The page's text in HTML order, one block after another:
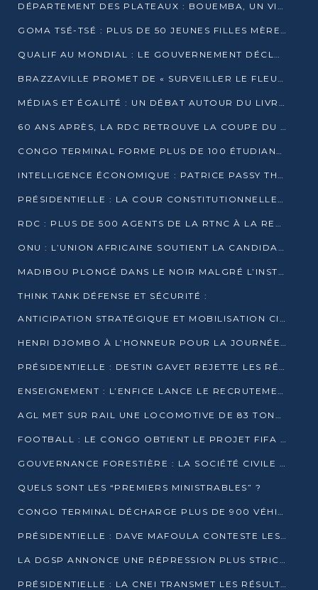
DÉPARTEMENT DES PLATEAUX : BOUEMBA, UN VIVIER ÉCONOMIQUE PRÊT À EXPLOSER
GOMA TSÉ-TSÉ : PLUS DE 50 JEUNES FILLES MÈRES SENSIBILISÉES À LA SANTÉ SEXUELLE
QUALIF AU MONDIAL : LE GOUVERNEMENT DÉCLARE LA JOURNÉE DU 1ER AVRIL 2026 CHÔMÉE ET PAYÉE
BRAZZAVILLE PROMET DE « SURVEILLER LE FLEUVE » APRÈS LA QUALIFICATION DE LA RDC AU MONDIAL
MÉDIAS ET ÉGALITÉ : UN DÉBAT AUTOUR DU LIVRE « CES FEMMES QUI REPRENNENT LE POUVOIR SUR LEUR VIE »
60 ANS APRÈS, LA RDC RETROUVE LA COUPE DU MONDE
CONGO TERMINAL FORME PLUS DE 100 ÉTUDIANTS AUX TECHNIQUES D’EMBAUCHE
INTELLIGENCE ÉCONOMIQUE : PATRICE PASSY THÉORISE UNE STRATÉGIE ADAPTÉE AUX CONTEXTES FRAGMENTÉS
PRÉSIDENTIELLE : LA COUR CONSTITUTIONNELLE CONFIRME LA VICTOIRE DE SASSOU NGUESSO AVEC 94,90 % DES SUFFRAGES
RDC : PLUS DE 500 AGENTS DE LA RTNC À LA RETRAITE, UNE PAGE SE TOURNE
ONU : L’UNION AFRICAINE SOUTIENT LA CANDIDATURE DE MACKY SALL
MADIBOU PLONGÉ DANS LE NOIR MALGRÉ L’INSTALLATION D’UN NOUVEAU TRANSFORMATEUR
THINK TANK DÉFENSE ET SÉCURITÉ :
ANTICIPATION STRATÉGIQUE ET MOBILISATION CITOYENNE POUR NOTRE SOUVERAINETÉ NATIONALE
HENRI DJOMBO À L’HONNEUR POUR LA JOURNÉE MONDIALE DU THÉÂTRE
PRÉSIDENTIELLE : DESTIN GAVET REJETTE LES RÉSULTATS ET APPELLE À UN DIALOGUE NATIONAL
ENSEIGNEMENT : L’ENFICE LANCE LE RECRUTEMENT DE SA PREMIÈRE PROMOTION DE PROFESSEURS DES ÉCOLES
AGL MET SUR RAIL UNE LOCOMOTIVE DE 83 TONNES À POINTE-NOIRE
FOOTBALL : LE CONGO OBTIENT LE PROJET FIFA ARENA POUR SES 15 DÉPARTEMENTS
GOUVERNANCE FORESTIÈRE : LA SOCIÉTÉ CIVILE CONGOLAISE AFFICHE SES PRIORITÉS POUR 2026
QUELS SONT LES “PREMIERS MINISTRABLES” ?
CONGO TERMINAL DÉCHARGE PLUS DE 900 VÉHICULES EN QUELQUES HEURES
PRÉSIDENTIELLE : DAVE MAFOULA CONTESTE LES RÉSULTATS PROVISOIRES
LA DGSP ANNONCE UNE RÉPRESSION PLUS STRICTE CONTRE LES MOTO-TAXIS
PRÉSIDENTIELLE : LA CNEI TRANSMET LES RÉSULTATS PROVISOIRES À LA COUR CONSTITUTIONNELLE